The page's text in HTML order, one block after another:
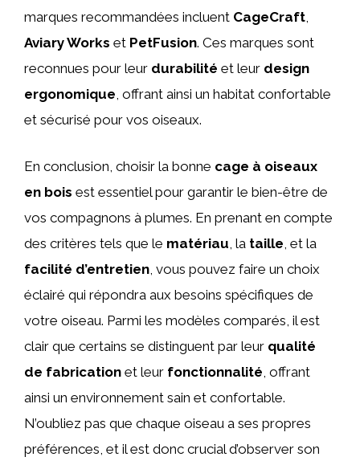
marques recommandées incluent CageCraft,
Aviary Works et PetFusion. Ces marques sont
reconnues pour leur durabilité et leur design
ergonomique, offrant ainsi un habitat confortable
et sécurisé pour vos oiseaux.
En conclusion, choisir la bonne cage à oiseaux
en bois est essentiel pour garantir le bien-être de
vos compagnons à plumes. En prenant en compte
des critères tels que le matériau , la taille , et la
facilité d’entretien , vous pouvez faire un choix
éclairé qui répondra aux besoins spécifiques de
votre oiseau. Parmi les modèles comparés, il est
clair que certains se distinguent par leur qualité
de fabrication et leur fonctionnalité , offrant
ainsi un environnement sain et confortable.
N’oubliez pas que chaque oiseau a ses propres
préférences, et il est donc crucial d’observer son